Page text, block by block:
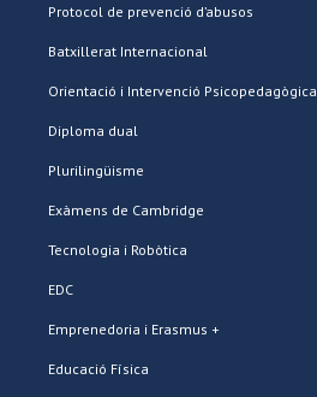
Protocol de prevenció d’abusos
Batxillerat Internacional
Orientació i Intervenció Psicopedagògica
Diploma dual
Plurilingüisme
Exàmens de Cambridge
Tecnologia i Robòtica
EDC
Emprenedoria i Erasmus +
Educació Física